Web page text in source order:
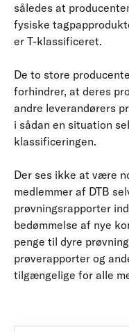
således at
fysiske
er T-klassificeret.
De to store
forhindrer, at deres
andre leverandørers
i sådan en situation
klassificeringen.
Der ses ikke at være
medlemmer af DTB
prøvningsrapporter
bedømmelse af nye
penge til dyre
prøverapporter og
tilgængelige for alle